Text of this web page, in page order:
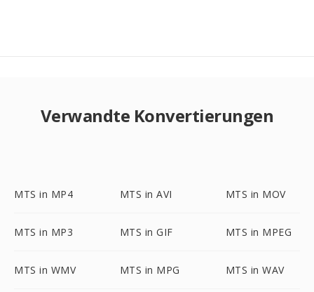
Verwandte Konvertierungen
MTS in MP4 MTS in AVI MTS in MOV
MTS in MP3 MTS in GIF MTS in MPEG
MTS in WMV MTS in MPG MTS in WAV